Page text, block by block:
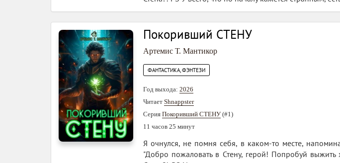
Покоривший СТЕНУ
Артемис Т. Мантикор
ФАНТАСТИКА, ФЭНТЕЗИ
Год выхода: 2026
Читает Shnappster
Серия Покоривший СТЕНУ (#1)
11 часов 25 минут
Я очнулся, не помня себя, в каком-то месте,
"Добро пожаловать в Стену, герой! Попробуй